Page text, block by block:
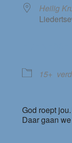
Heilig
15+
God roept
Daar gaan